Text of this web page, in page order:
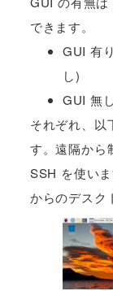
できます。
GUI 有
し)
GUI 無
それぞれ、以
す。遠隔から
SSH を使い
からのデスク